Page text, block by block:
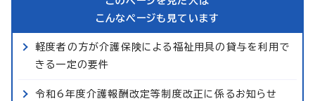
こんなページも見ています
軽度者の方が介護保険による福祉用具の貸与を利用で
きる一定の要件
令和6年度介護報酬改定等制度改正に係るお知らせ